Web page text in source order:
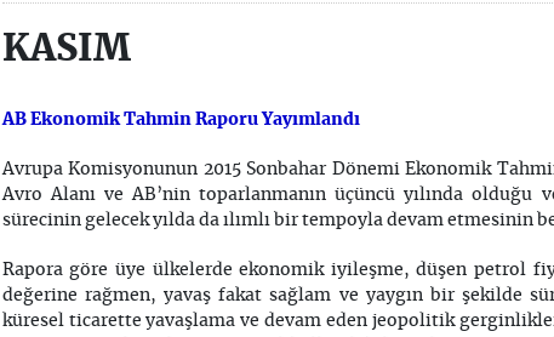
KASIM
AB Ekonomik Tahmin Raporu Yayımlandı
Avrupa Komisyonunun 2015 Sonbahar Dönemi Ekonomik
Avro Alanı ve AB’nin toparlanmanın üçüncü yılında
sürecinin gelecek yılda da ılımlı bir tempoyla devam etmesinin
Rapora göre üye ülkelerde ekonomik iyileşme, düşen petrol
değerine rağmen, yavaş fakat sağlam ve yaygın bir şekilde
küresel ticarette yavaşlama ve devam eden jeopolitik